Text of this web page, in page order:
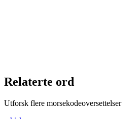
Relaterte ord
Utforsk flere morsekodeoversettelser